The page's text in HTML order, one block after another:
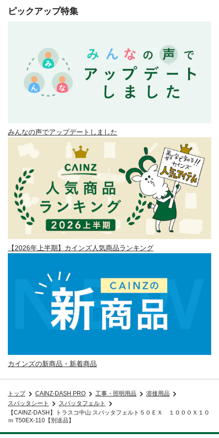
ピックアップ特集
みんなの声でアップデートしました
【2026年上半期】カインズ人気商品ランキング
カインズの新商品・新着商品
トップ CAINZ-DASH PRO 工事・照明用品
溶接用品
スパッタシート
スパッタフェルト
【CAINZ-DASH】トラスコ中山 スパッタフェルト５０ＥＸ １０００Ｘ１０
ｍ T50EX-110【別送品】